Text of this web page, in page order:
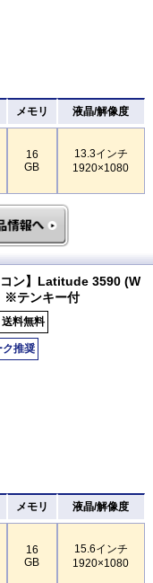
メモリ 液晶/解像度
16
GB
13.3インチ
1920×1080
ン】Latitude 3590 (W
テンキー付
送料無料
ク推奨
メモリ 液晶/解像度
16
GB
15.6インチ
1920×1080